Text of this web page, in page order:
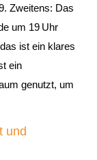
Zweitens: Das
um 19 Uhr
ist ein klares
ein
genutzt, um
und